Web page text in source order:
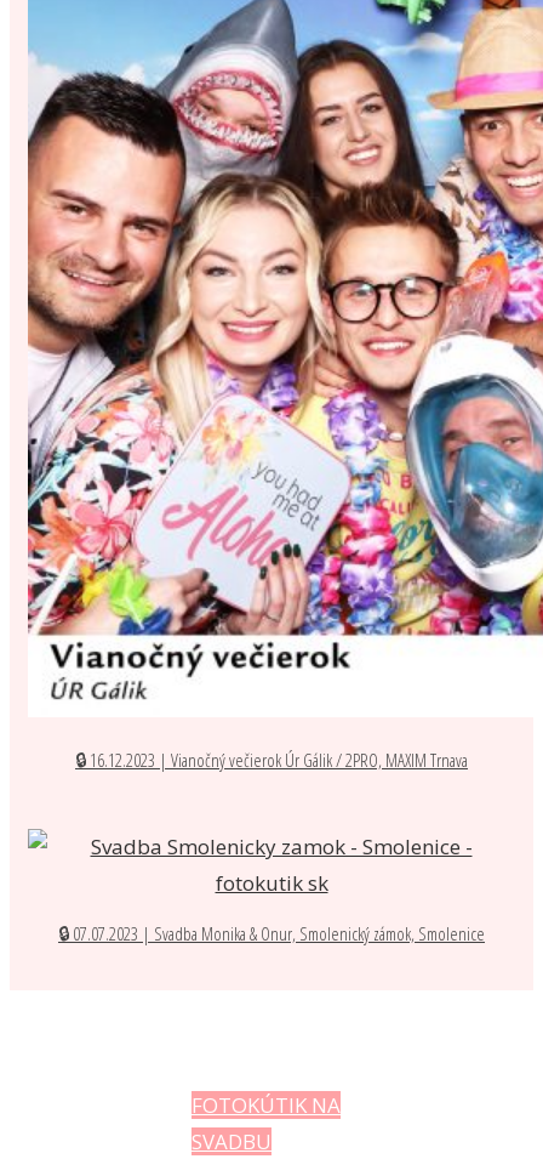
🔒 16.12.2023 | Vianočný večierok Úr Gálik / 2PRO, MAXIM Trnava
🔒 07.07.2023 | Svadba Monika & Onur, Smolenický zámok, Smolenice
FOTOKÚTIK NA
SVADBU